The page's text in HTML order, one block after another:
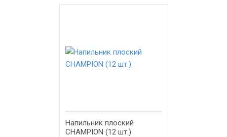
Напильник плоский
CHAMPION (12 шт.)